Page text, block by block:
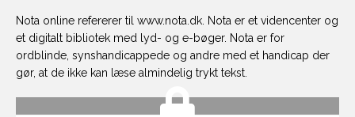
Nota online refererer til www.nota.dk. Nota er et videncenter og
et digitalt bibliotek med lyd- og e-bøger. Nota er for
ordblinde, synshandicappede og andre med et handicap der
gør, at de ikke kan læse almindelig trykt tekst.